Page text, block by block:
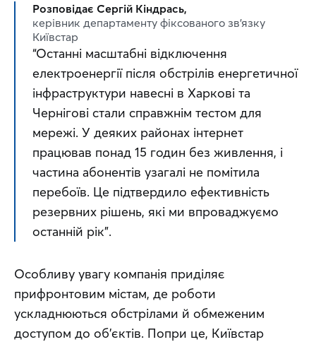
Розповідає Сергій Кіндрась,
керівник департаменту фіксованого зв’язку
Київстар
“Останні масштабні відключення
електроенергії після обстрілів енергетичної
інфраструктури навесні в Харкові та
Чернігові стали справжнім тестом для
мережі. У деяких районах інтернет
працював понад 15 годин без живлення, і
частина абонентів узагалі не помітила
перебоїв. Це підтвердило ефективність
резервних рішень, які ми впроваджуємо
останній рік”.
Особливу увагу компанія приділяє
прифронтовим містам, де роботи
ускладнюються обстрілами й обмеженим
доступом до об’єктів. Попри це, Київстар